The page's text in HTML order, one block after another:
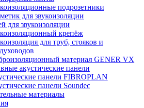
подрозетники
для звукоизоляции
для звукоизоляции
крепёж
для труб, стояков и
материал GENER VX
акустические панели
панели FIBROPLAN
панели Soundec
материалы